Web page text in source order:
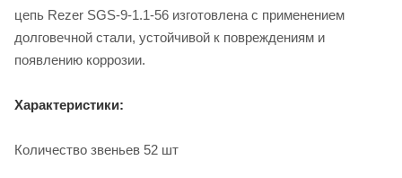
цепь Rezer SGS-9-1.1-56 изготовлена с применением
долговечной стали, устойчивой к повреждениям и
появлению коррозии.
Характеристики:
Количество звеньев 52 шт